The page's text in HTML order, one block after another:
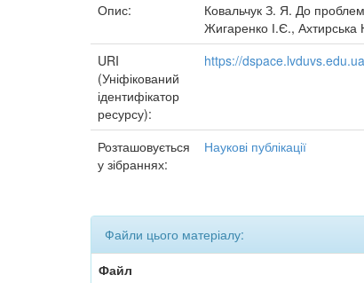
Опис:
Ковальчук З. Я. До
Жигаренко І.Є., Ахтирська
URI
(Уніфікований
ідентифікатор
ресурсу):
https://
Розташовується
у зібраннях:
Наукові публікації
Файли цього матеріалу:
Файл